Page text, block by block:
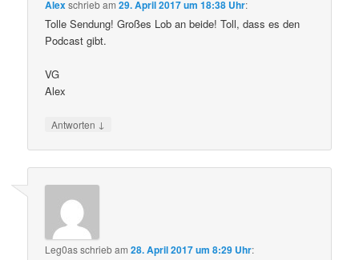
Alexschriebam29. April 2017 um 18:38 Uhr:
Tolle Sendung! Großes Lob an beide! Toll, dass es den
Podcast gibt.
VG
Alex
Antworten ↓
Leg0asschriebam28. April 2017 um 8:29 Uhr: